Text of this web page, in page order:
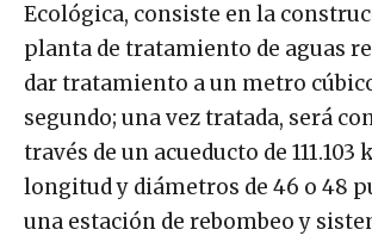
Ecológica, consiste en la
planta de tratamiento de aguas
dar tratamiento a un metro
segundo; una vez tratada, será
través de un acueducto de
longitud y diámetros de 46 o 48
una estación de rebombeo y